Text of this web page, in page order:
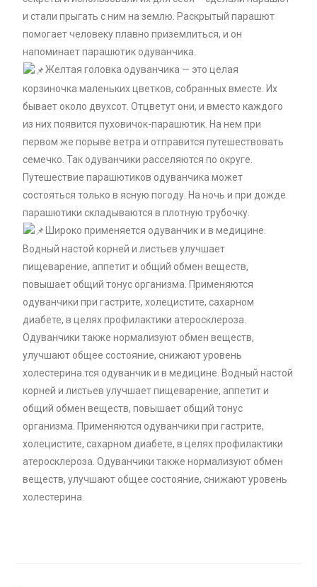
и стали прыгать с ним на землю. Раскрытый парашют
помогает человеку плавно приземлиться, и он
напоминает парашютик одуванчика.
Желтая головка одуванчика — это целая
корзиночка маленьких цветков, собранных вместе. Их
бывает около двухсот. Отцветут они, и вместо каждого
из них появится пуховичок-парашютик. На нем при
первом же порыве ветра и отправится путешествовать
семечко. Так одуванчики расселяются по округе.
Путешествие парашютиков одуванчика может
состояться только в ясную погоду. На ночь и при дожде
парашютики складываются в плотную трубочку.
Широко применяется одуванчик и в медицине.
Водный настой корней и листьев улучшает
пищеварение, аппетит и общий обмен веществ,
повышает общий тонус организма. Применяются
одуванчики при гастрите, холецистите, cахарном
диабете, в целях профилактики атеросклероза.
Одуванчики также нормализуют обмен веществ,
улучшают общее состояние, снижают уровень
холестерина.тся одуванчик и в медицине. Водный настой
корней и листьев улучшает пищеварение, аппетит и
общий обмен веществ, повышает общий тонус
организма. Применяются одуванчики при гастрите,
холецистите, cахарном диабете, в целях профилактики
атеросклероза. Одуванчики также нормализуют обмен
веществ, улучшают общее состояние, снижают уровень
холестерина.